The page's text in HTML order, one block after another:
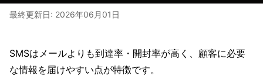
最終更新日: 2026年06月01日
SMSはメールよりも到達率・開封率が高く、顧客に必要
な情報を届けやすい点が特徴です。